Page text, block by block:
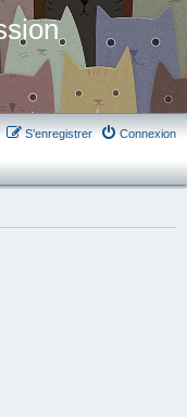
Connexion
S’enregistrer